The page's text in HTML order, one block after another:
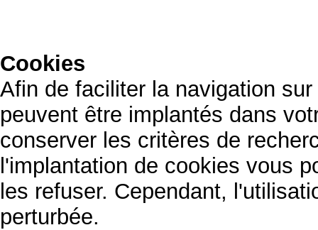
Cookies
Afin de faciliter la navigation
peuvent être implantés dans
conserver les critères de
l'implantation de cookies vous
les refuser. Cependant,
perturbée.